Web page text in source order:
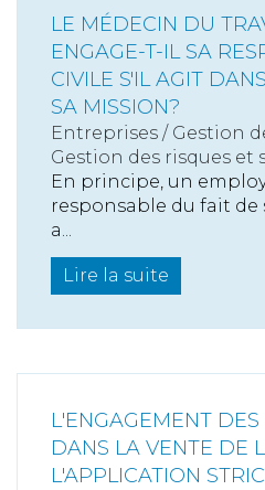
LE MÉDECIN DU
ENGAGE-T-IL SA
CIVILE S'IL AGIT
SA MISSION?
Entreprises / Gestion
Gestion des risques et
En principe, un
responsable du fait de
a...
Lire la suite
L'ENGAGEMENT DES
DANS LA VENTE DE
L'APPLICATION